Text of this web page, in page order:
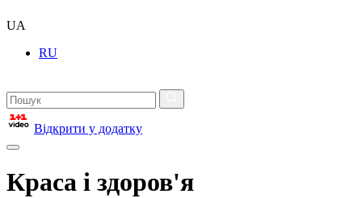
UA
RU
Відкрити у додатку
Краса і здоров'я